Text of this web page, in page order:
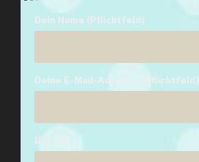
Dein Name (Pflichtfeld)
Deine E-Mail-Adresse (Pflichtfeld)
Betreff